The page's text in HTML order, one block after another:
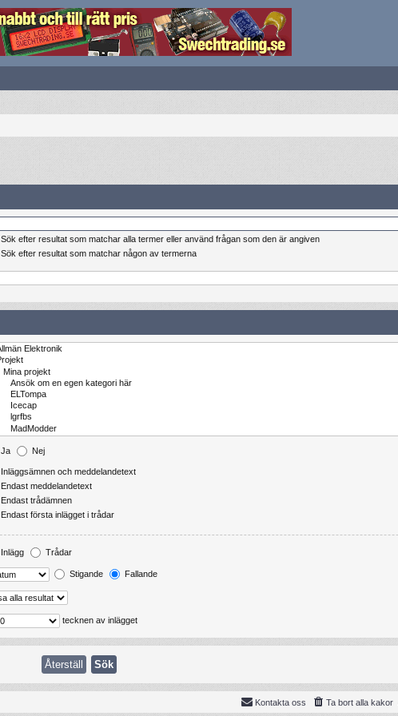
Sök efter resultat som matchar alla termer eller använd frågan som den är angiven
Sök efter resultat som matchar någon av termerna
Ja Nej
Inläggsämnen och meddelandetext
Endast meddelandetext
Endast trådämnen
Endast första inlägget i trådar
Inlägg Trådar
Stigande Fallande
tecknen av inlägget
Ta bort alla kakor
Kontakta oss